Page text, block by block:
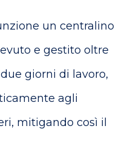
un centralino
e gestito oltre
giorni di lavoro,
agli
mitigando così il